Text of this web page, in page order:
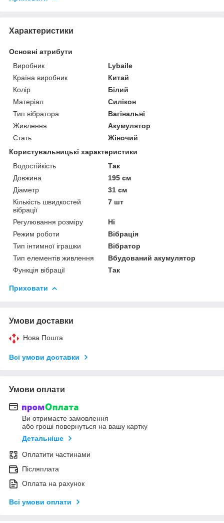
Характеристики
Основні атрибути
Виробник
Lybaile
Країна виробник
Китай
Колір
Білий
Матеріал
Силікон
Тип вібратора
Вагінальні
Живлення
Акумулятор
Стать
Жіночий
Користувальницькі характеристики
Водостійкість
Так
Довжина
195 см
Діаметр
31 см
Кількість швидкостей
вібрації
7 шт
Регулювання розміру
Ні
Режим роботи
Вібрація
Тип інтимної іграшки
Вібратор
Тип елементів живлення
Вбудований акумулятор
Функція вібрації
Так
Приховати
Умови доставки
Нова Пошта
Всі умови доставки
Умови оплати
Ви отримаєте замовлення
або гроші повернуться на вашу картку
Детальніше
Оплатити частинами
Післяплата
Оплата на рахунок
Всі умови оплати